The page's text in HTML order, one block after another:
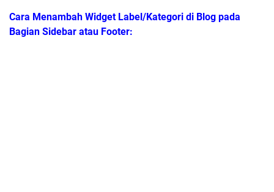
Cara Menambah Widget Label/Kategori di Blog pada
Bagian Sidebar atau Footer: